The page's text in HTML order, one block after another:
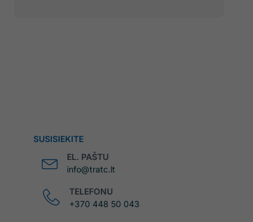
SUSISIEKITE
EL. PAŠTU
info@tratc.lt
TELEFONU
+370 448 50 043